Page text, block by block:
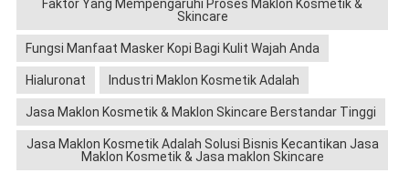
Faktor Yang Mempengaruhi Proses Maklon Kosmetik &
Skincare
Fungsi Manfaat Masker Kopi Bagi Kulit Wajah Anda
Hialuronat Industri Maklon Kosmetik Adalah
Jasa Maklon Kosmetik & Maklon Skincare Berstandar Tinggi
Jasa Maklon Kosmetik Adalah Solusi Bisnis Kecantikan Jasa
Maklon Kosmetik & Jasa maklon Skincare